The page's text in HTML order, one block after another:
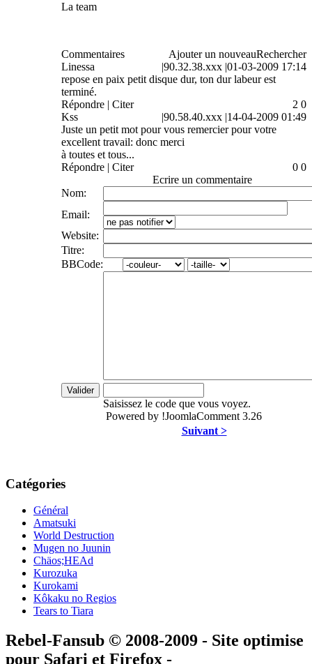
La team
Commentaires Ajouter un nouveauRechercher
Linessa
|90.32.38.xxx |01-03-2009 17:14
repose en paix petit disque dur, ton dur labeur est
terminé.
Répondre | Citer
2 0
Kss
|90.58.40.xxx |14-04-2009 01:49
Juste un petit mot pour vous remercier pour votre
excellent travail: donc merci
à toutes et tous...
Répondre | Citer
0 0
Ecrire un commentaire
Nom:
Email:
Website:
Titre:
BBCode:
Saisissez le code que vous voyez.
Powered by !JoomlaComment 3.26
Suivant >
Catégories
Général
Amatsuki
World Destruction
Mugen no Juunin
Chäos;HEAd
Kurozuka
Kurokami
Kôkaku no Regios
Tears to Tiara
Rebel-Fansub © 2008-2009 - Site optimise
pour Safari et Firefox -